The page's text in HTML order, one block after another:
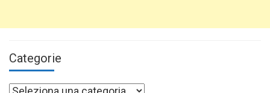
Categorie
Categorie